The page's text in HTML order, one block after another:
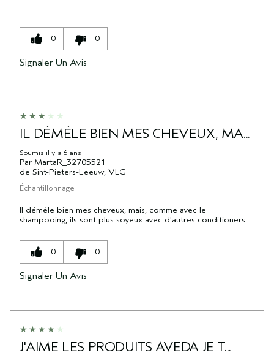
0 0
Signaler Un Avis
IL DÉMÉLE BIEN MES CHEVEUX, MA...
Soumis il y a 6 ans
Par MartaR_32705521
de Sint-Pieters-Leeuw, VLG
Échantillonnage
Il déméle bien mes cheveux, mais, comme avec le
shampooing, ils sont plus soyeux avec d'autres conditioners.
0 0
Signaler Un Avis
J'AIME LES PRODUITS AVEDA JE T...